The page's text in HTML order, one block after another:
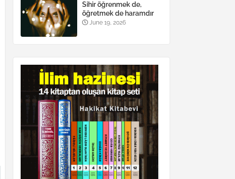
Sihir öğrenmek de,
öğretmek de haramdır
June 19, 2026